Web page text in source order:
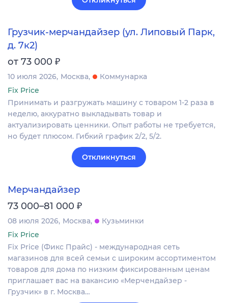
Грузчик-мерчандайзер (ул. Липовый Парк,
д. 7к2)
от 73 000 ₽
10 июля 2026 Москва
Коммунарка
Fix Price
Принимать и разгружать машину с товаром 1-2 раза в
неделю, аккуратно выкладывать товар и
актуализировать ценники. Опыт работы не требуется,
но будет плюсом. Гибкий график 2/2, 5/2.
Откликнуться
Мерчандайзер
73 000–81 000 ₽
08 июля 2026 Москва
Кузьминки
Fix Price
Fix Price (Фикс Прайс) - международная сеть
магазинов для всей семьи с широким ассортиментом
товаров для дома по низким фиксированным ценам
приглашает вас на вакансию «Мерчендайзер -
Грузчик» в г. Москва…